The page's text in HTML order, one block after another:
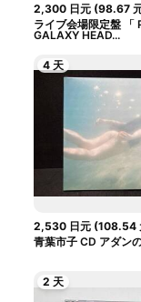
2,300 日元(98.67
ライブ会場限定盤 「
GALAXY HEAD...
4 天
2,530 日元(108.54
青葉市子 CD アダン
2 天